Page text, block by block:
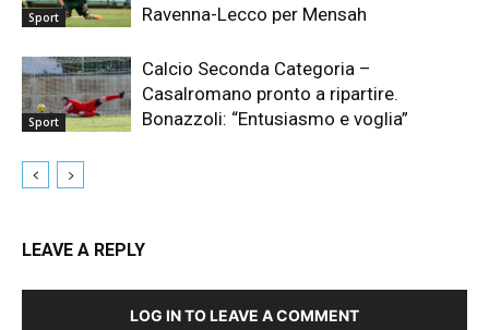
Sport
Ravenna-Lecco per Mensah
Sport
Calcio Seconda Categoria –
Casalromano pronto a ripartire.
Bonazzoli: “Entusiasmo e voglia”
LEAVE A REPLY
LOG IN TO LEAVE A COMMENT